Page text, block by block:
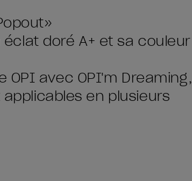
doré A+ et sa couleur
OPI avec OPI'm Dreaming,
en plusieurs